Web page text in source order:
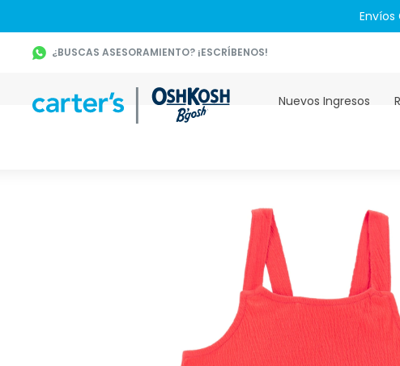
Envíos
Nuevos Ingresos
¿BUSCAS ASESORAMIENTO? ¡ESCRÍBENOS!